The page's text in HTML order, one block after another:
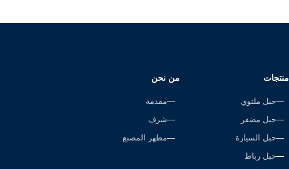
من نحن
مقدمة
شرف
مظهر المصنع
منتجات
حبل ملتوي
حبل مضفر
حبل السيارة
حبل رباط